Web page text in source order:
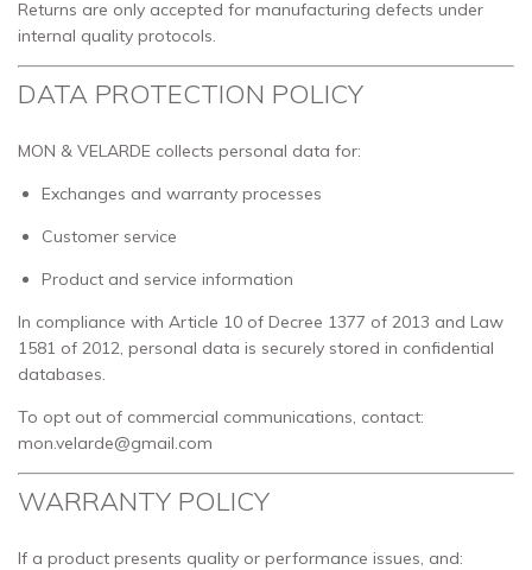
Returns are only accepted for manufacturing defects under
internal quality protocols.
DATA PROTECTION POLICY
MON & VELARDE collects personal data for:
Exchanges and warranty processes
Customer service
Product and service information
In compliance with Article 10 of Decree 1377 of 2013 and Law
1581 of 2012, personal data is securely stored in confidential
databases.
To opt out of commercial communications, contact:
mon.velarde@gmail.com
WARRANTY POLICY
If a product presents quality or performance issues, and: